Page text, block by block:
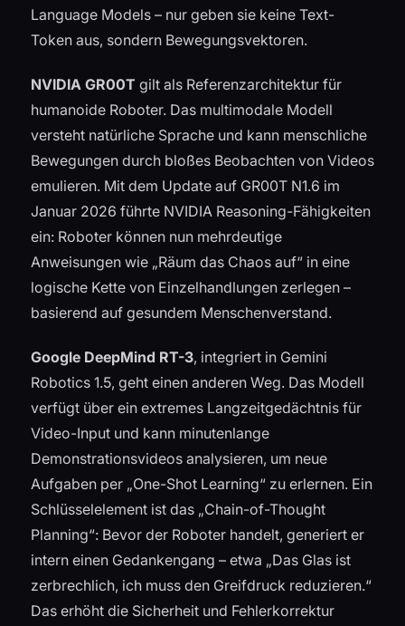
Language Models – nur geben sie keine Text-
Token aus, sondern Bewegungsvektoren.
NVIDIA GR00T gilt als Referenzarchitektur für
humanoide Roboter. Das multimodale Modell
versteht natürliche Sprache und kann menschliche
Bewegungen durch bloßes Beobachten von Videos
emulieren. Mit dem Update auf GR00T N1.6 im
Januar 2026 führte NVIDIA Reasoning-Fähigkeiten
ein: Roboter können nun mehrdeutige
Anweisungen wie „Räum das Chaos auf“ in eine
logische Kette von Einzelhandlungen zerlegen –
basierend auf gesundem Menschenverstand.
Google DeepMind RT-3, integriert in Gemini
Robotics 1.5, geht einen anderen Weg. Das Modell
verfügt über ein extremes Langzeitgedächtnis für
Video-Input und kann minutenlange
Demonstrationsvideos analysieren, um neue
Aufgaben per „One-Shot Learning“ zu erlernen. Ein
Schlüsselelement ist das „Chain-of-Thought
Planning“: Bevor der Roboter handelt, generiert er
intern einen Gedankengang – etwa „Das Glas ist
zerbrechlich, ich muss den Greifdruck reduzieren.“
Das erhöht die Sicherheit und Fehlerkorrektur